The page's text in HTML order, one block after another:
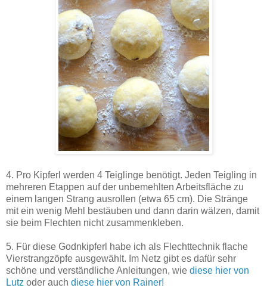
4. Pro Kipferl werden 4 Teiglinge benötigt. Jeden Teigling in
mehreren Etappen auf der unbemehlten Arbeitsfläche zu
einem langen Strang ausrollen (etwa 65 cm). Die Stränge
mit ein wenig Mehl bestäuben und dann darin wälzen, damit
sie beim Flechten nicht zusammenkleben.
5. Für diese Godnkipferl habe ich als Flechttechnik flache
Vierstrangzöpfe ausgewählt. Im Netz gibt es dafür sehr
schöne und verständliche Anleitungen, wie diese hier von
Lutz oder auch diese hier von Rainer!